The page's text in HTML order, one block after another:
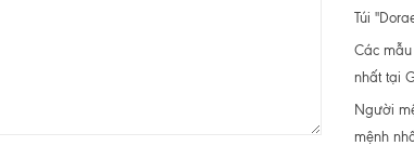
Túi
Các
nhất tại
Người
mệnh